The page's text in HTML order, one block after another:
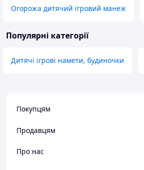
Огорожа дитячий ігровий манеж
Популярні категорії
Дитячі ігрові намети, будиночки
Покупцям
Продавцям
Про нас